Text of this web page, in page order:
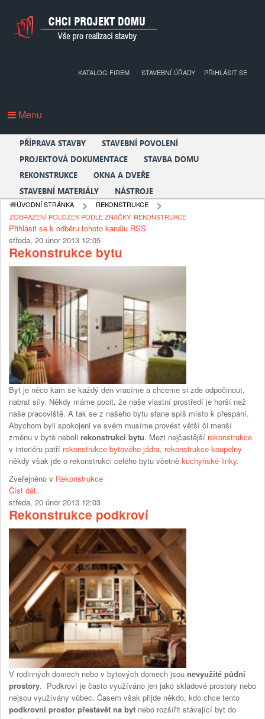
PŘIHLÁSIT SE
KATALOG FIREM STAVEBNÍ ÚŘADY
Menu
PŘÍPRAVA STAVBY
STAVEBNÍ POVOLENÍ
PROJEKTOVÁ DOKUMENTACE
STAVBA DOMU
REKONSTRUKCE
OKNA A DVEŘE
STAVEBNÍ MATERIÁLY
NÁSTROJE
ÚVODNÍ STRÁNKA
REKONSTRUKCE
ZOBRAZENÍ POLOŽEK PODLE ZNAČKY: REKONSTRUKCE
Přihlásit se k odběru tohoto kanálu RSS
středa, 20 únor 2013 12:05
Rekonstrukce bytu
Byt je něco kam se každý den vracíme a chceme si zde odpočinout,
nabrat síly. Někdy máme pocit, že naše vlastní prostředí je horší než
naše pracoviště. A tak se z našeho bytu stane spíš místo k přespání.
Abychom byli spokojeni ve svém musíme provést větší či menší
změnu v bytě neboli rekonstrukci bytu. Mezi nejčastější rekonstrukce
v interiéru patří rekonstrukce bytového jádra, rekonstrukce koupelny
někdy však jde o rekonstrukci celého bytu včetně kuchyňské linky.
Zveřejněno v Rekonstrukce
Číst dál...
středa, 20 únor 2013 12:03
Rekonstrukce podkroví
V rodinných domech nebo v bytových domech jsou nevyužité půdní
prostory. Podkroví je často využíváno jen jako skladové prostory nebo
nejsou využívány vůbec. Časem však přijde někdo, kdo chce tento
podkrovní prostor přestavět na byt nebo rozšířit stávající byt do